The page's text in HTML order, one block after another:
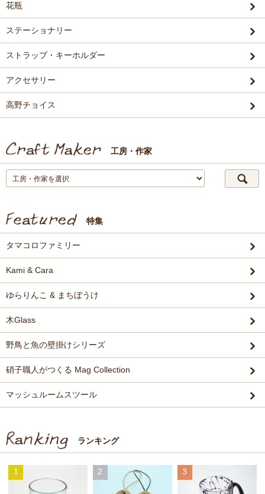
花瓶
ステーショナリー
ストラップ・キーホルダー
アクセサリー
高野チョイス
工房・作家
特集
タマコロファミリー
Kami & Cara
ゆらりんこ & まちぼうけ
木Glass
野鳥と魚の壁掛けシリーズ
硝子職人がつくる Mag Collection
マッシュルームスツール
ランキング
1 2 3